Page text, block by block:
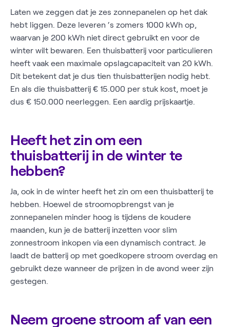
Laten we zeggen dat je zes zonnepanelen op het dak
hebt liggen. Deze leveren ‘s zomers 1000 kWh op,
waarvan je 200 kWh niet direct gebruikt en voor de
winter wilt bewaren. Een thuisbatterij voor particulieren
heeft vaak een maximale opslagcapaciteit van 20 kWh.
Dit betekent dat je dus tien thuisbatterijen nodig hebt.
En als die thuisbatterij € 15.000 per stuk kost, moet je
dus € 150.000 neerleggen. Een aardig prijskaartje.
Heeft het zin om een
thuisbatterij in de winter te
hebben?
Ja, ook in de winter heeft het zin om een thuisbatterij te
hebben. Hoewel de stroomopbrengst van je
zonnepanelen minder hoog is tijdens de koudere
maanden, kun je de batterij inzetten voor slim
zonnestroom inkopen via een dynamisch contract. Je
laadt de batterij op met goedkopere stroom overdag en
gebruikt deze wanneer de prijzen in de avond weer zijn
gestegen.
Neem groene stroom af van een